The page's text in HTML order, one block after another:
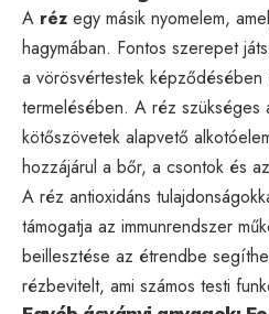
A réz egy másik nyomelem,
hagymában. Fontos szerepet
a vörösvértestek
termelésében. A réz szükséges
kötőszövetek alapvető
hozzájárul a bőr, a csontok és
A réz antioxidáns
támogatja az immunrendszer
beillesztése az étrendbe
rézbevitelt, ami számos testi